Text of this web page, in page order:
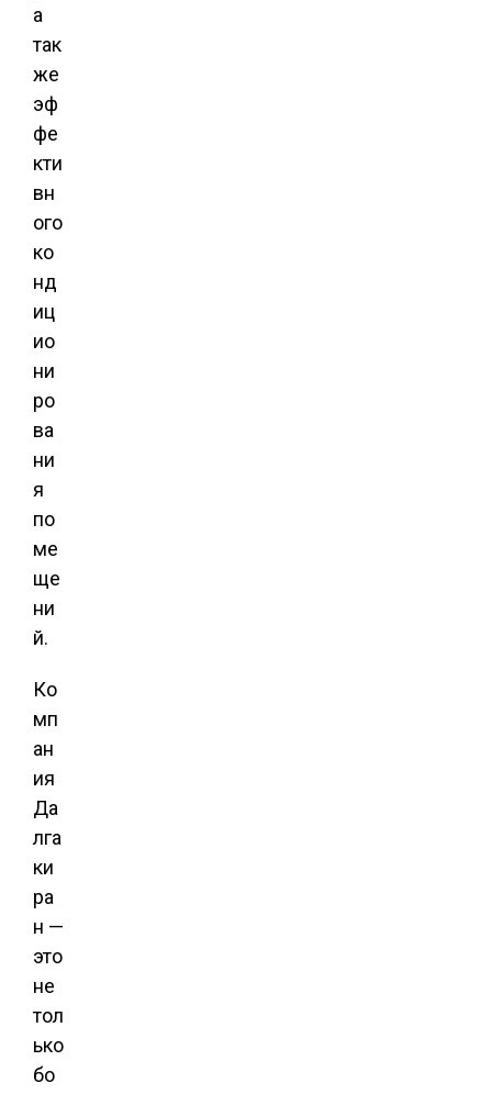
а
так
же
эф
фе
кти
вн
ого
ко
нд
иц
ио
ни
ро
ва
ни
я
по
ме
ще
ни
й.
Ко
мп
ан
ия
Да
лга
ки
ра
н —
это
не
тол
ько
бо